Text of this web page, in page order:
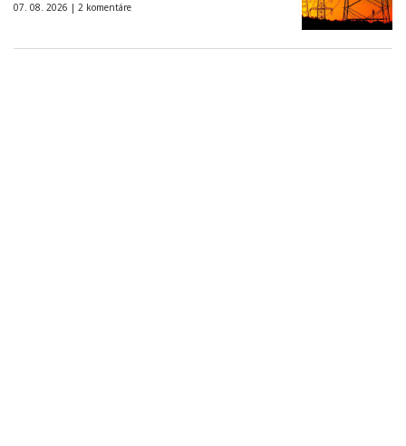
07. 08. 2026 | 2 komentáre